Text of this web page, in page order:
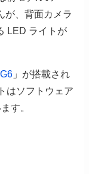
が、背面カメラ
LED ライトが
」が搭載され
はソフトウェア
す。